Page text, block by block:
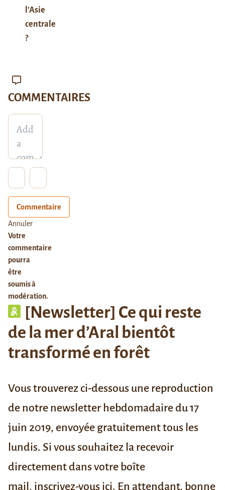
[Newsletter] Ce qui reste
de la mer d’Aral bientôt
transformé en forêt
Vous trouverez ci-dessous une reproduction
de notre newsletter hebdomadaire du 17
juin 2019, envoyée gratuitement tous les
lundis. Si vous souhaitez la recevoir
directement dans votre boîte
mail, inscrivez-vous ici. En attendant, bonne
l’Asie
centrale
?
COMMENTAIRES
Commentaire
Annuler
Votre
commentaire
pourra
être
soumis à
modération.